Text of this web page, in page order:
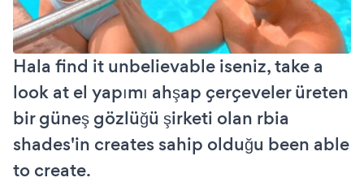
Hala find it unbelievable iseniz, take a
look at el yapımı ahşap çerçeveler üreten
bir güneş gözlüğü şirketi olan rbia
shades'in creates sahip olduğu been able
to create.